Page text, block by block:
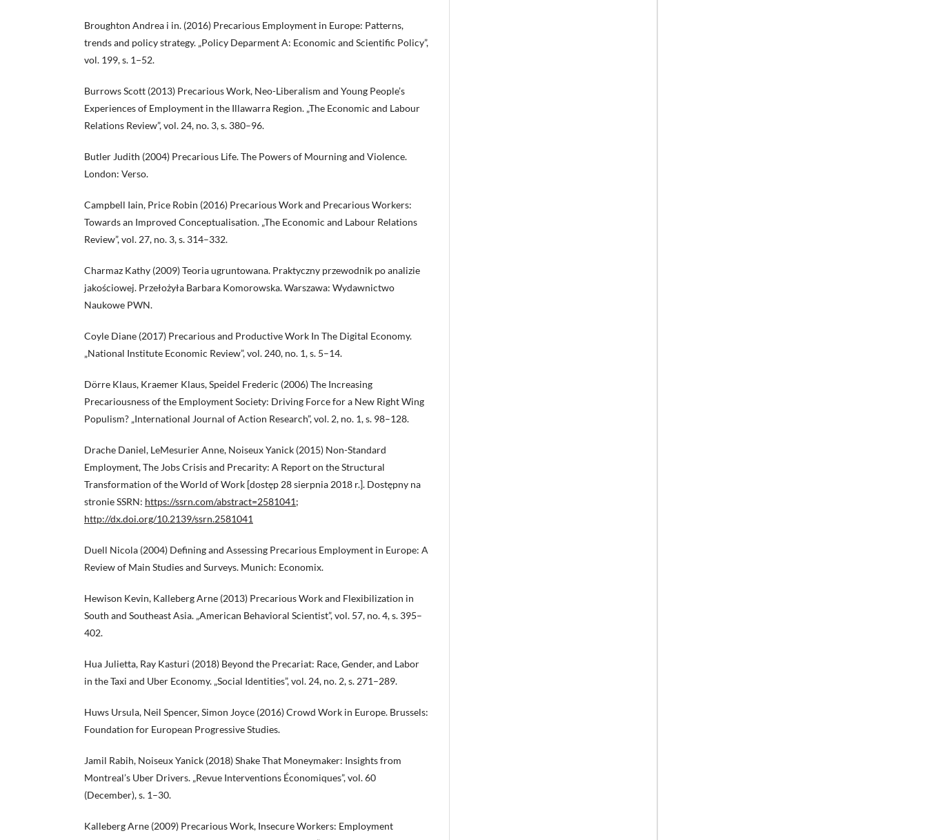
Broughton Andrea i in. (2016) Precarious Employment in Europe: Patterns,
trends and policy strategy. „Policy Deparment A: Economic and Scientific Policy”,
vol. 199, s. 1−52.
Burrows Scott (2013) Precarious Work, Neo-Liberalism and Young People’s
Experiences of Employment in the Illawarra Region. „The Economic and Labour
Relations Review”, vol. 24, no. 3, s. 380–96.
Butler Judith (2004) Precarious Life. The Powers of Mourning and Violence.
London: Verso.
Campbell Iain, Price Robin (2016) Precarious Work and Precarious Workers:
Towards an Improved Conceptualisation. „The Economic and Labour Relations
Review”, vol. 27, no. 3, s. 314–332.
Charmaz Kathy (2009) Teoria ugruntowana. Praktyczny przewodnik po analizie
jakościowej. Przełożyła Barbara Komorowska. Warszawa: Wydawnictwo
Naukowe PWN.
Coyle Diane (2017) Precarious and Productive Work In The Digital Economy.
„National Institute Economic Review”, vol. 240, no. 1, s. 5–14.
Dörre Klaus, Kraemer Klaus, Speidel Frederic (2006) The Increasing
Precariousness of the Employment Society: Driving Force for a New Right Wing
Populism? „International Journal of Action Research”, vol. 2, no. 1, s. 98–128.
Drache Daniel, LeMesurier Anne, Noiseux Yanick (2015) Non-Standard
Employment, The Jobs Crisis and Precarity: A Report on the Structural
Transformation of the World of Work [dostęp 28 sierpnia 2018 r.]. Dostępny na
stronie SSRN: https://ssrn.com/abstract=2581041;
http://dx.doi.org/10.2139/ssrn.2581041
Duell Nicola (2004) Defining and Assessing Precarious Employment in Europe: A
Review of Main Studies and Surveys. Munich: Economix.
Hewison Kevin, Kalleberg Arne (2013) Precarious Work and Flexibilization in
South and Southeast Asia. „American Behavioral Scientist”, vol. 57, no. 4, s. 395–
402.
Hua Julietta, Ray Kasturi (2018) Beyond the Precariat: Race, Gender, and Labor
in the Taxi and Uber Economy. „Social Identities”, vol. 24, no. 2, s. 271–289.
Huws Ursula, Neil Spencer, Simon Joyce (2016) Crowd Work in Europe. Brussels:
Foundation for European Progressive Studies.
Jamil Rabih, Noiseux Yanick (2018) Shake That Moneymaker: Insights from
Montreal’s Uber Drivers. „Revue Interventions Économiques”, vol. 60
(December), s. 1–30.
Kalleberg Arne (2009) Precarious Work, Insecure Workers: Employment